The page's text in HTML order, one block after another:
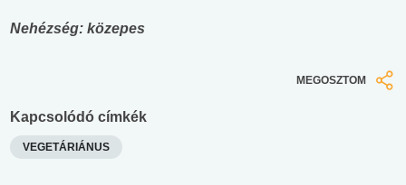
Nehézség: közepes
MEGOSZTOM
Kapcsolódó címkék
VEGETÁRIÁNUS